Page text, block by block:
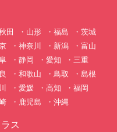
田 山形 福島
茨城
神奈川 新潟
富山
静岡 愛知
三重
和歌山 鳥取
島根
愛媛 高知
福岡
鹿児島 沖縄
ス